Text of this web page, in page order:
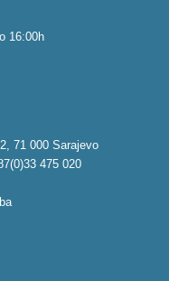
16:00h
71 000 Sarajevo
475 020